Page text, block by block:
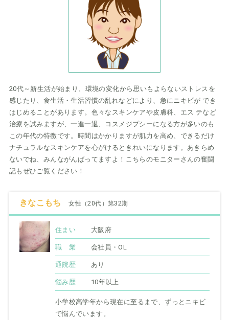
20代～新生活が始まり、環境の変化から思いもよらないストレスを
感じたり、食生活・生活習慣の乱れなどにより、急にニキビが でき
はじめることがあります。色々なスキンケアや皮膚科、エス テなど
治療を試みますが、一進一退、コスメジプシーになる方が多いのも
この年代の特徴です。時間はかかりますが肌力を高め、できるだけ
ナチュラルなスキンケアを心がけるときれいになります。あきらめ
ないでね、みんながんばってますよ！こちらのモニターさんの奮闘
記もぜひご覧ください！
きなこもち 女性（20代）第32期
住まい 大阪府
職 業 会社員・OL
通院歴 あり
悩み歴 10年以上
小学校高学年から現在に至るまで、ずっとニキビ
で悩んでいます。